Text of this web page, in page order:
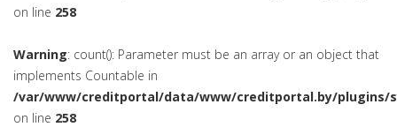
on line 258
Warning: count(): Parameter must be an array or an object that
implements Countable in
/var/www/creditportal/data/www/creditportal.by/plugins/
on line 258